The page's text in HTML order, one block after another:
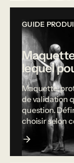
GUIDE
lequel
Maquette,
de validation
question.
choisir selon